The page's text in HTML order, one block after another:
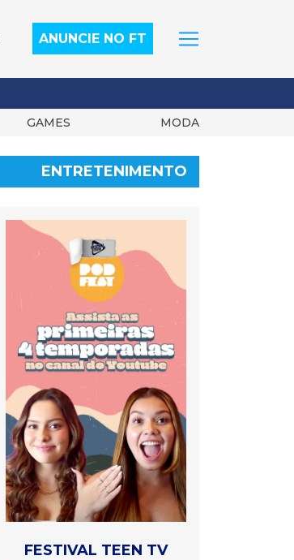
ANUNCIE NO FT
GAMES MODA
ENTRETENIMENTO
FESTIVAL TEEN TV